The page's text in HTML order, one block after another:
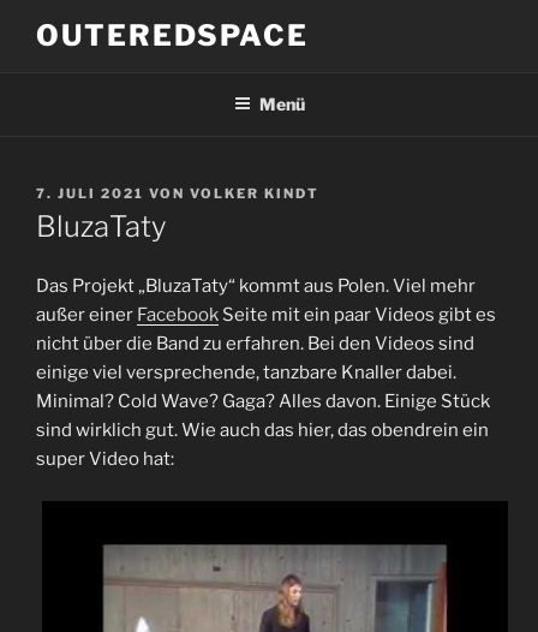
InhaltOUTEREDSPACE
Menü
VERÖFFENTLICHT
AM
7. JULI 2021 VON VOLKER KINDT
BluzaTaty
Das Projekt „BluzaTaty“ kommt aus Polen. Viel mehr
außer einer Facebook Seite mit ein paar Videos gibt es
nicht über die Band zu erfahren. Bei den Videos sind
einige viel versprechende, tanzbare Knaller dabei.
Minimal? Cold Wave? Gaga? Alles davon. Einige Stück
sind wirklich gut. Wie auch das hier, das obendrein ein
super Video hat: